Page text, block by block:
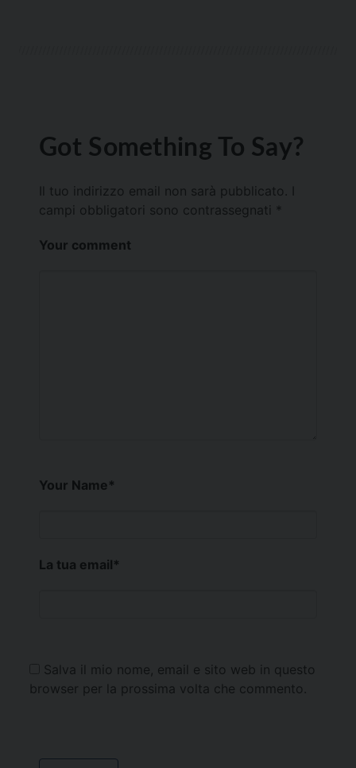
Got Something To Say?
Il tuo indirizzo email non sarà pubblicato.
campi obbligatori sono contrassegnati *
Your comment
Your Name*
La tua email*
Salva il mio nome, email e sito web in questo
browser per la prossima volta che commento.